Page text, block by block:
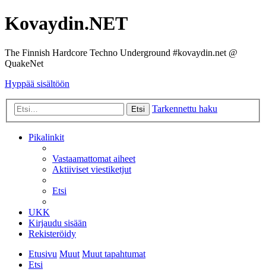
Kovaydin.NET
The Finnish Hardcore Techno Underground #kovaydin.net @
QuakeNet
Hyppää sisältöön
Etsi Tarkennettu haku
Pikalinkit
Vastaamattomat aiheet
Aktiiviset viestiketjut
Etsi
UKK
Kirjaudu sisään
Rekisteröidy
Etusivu Muut Muut tapahtumat
Etsi